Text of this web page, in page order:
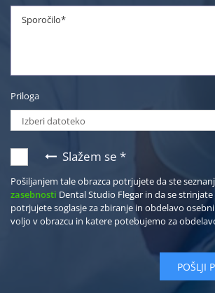
Priloga
Izberi datoteko
Slažem se *
Pošiljanjem tale obrazca potrjujete da ste
zasebnosti Dental Studio Flegar in da se
potrjujete soglasje za zbiranje in obdelavo
voljo v obrazcu in katere potebujemo za
POŠLJI